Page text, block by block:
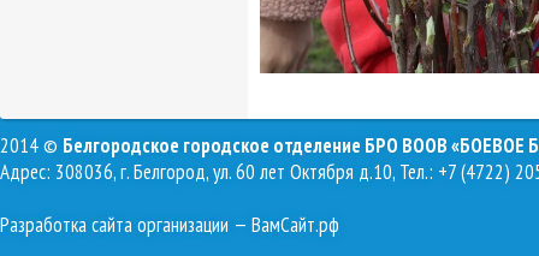
2014 © Белгородское городское отделение БРО ВООВ «БОЕВОЕ
Адрес: 308036, г. Белгород, ул. 60 лет Октября д.10, Тел.: +7 (4722)
Разработка сайта организации — ВамСайт.рф